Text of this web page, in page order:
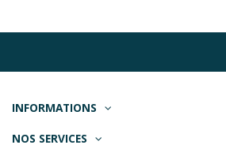
INFORMATIONS
NOS SERVICES